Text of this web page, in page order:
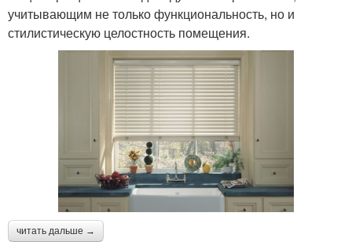
учитывающим не только функциональность, но и
стилистическую целостность помещения.
читать дальше →